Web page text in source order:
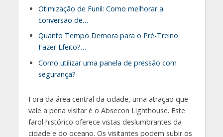
Otimização de Funil: Como melhorar a
conversão de…
Quanto Tempo Demora para o Pré-Treino
Fazer Efeito?…
Como utilizar uma panela de pressão com
segurança?
Fora da área central da cidade, uma atração que
vale a pena visitar é o Absecon Lighthouse. Este
farol histórico oferece vistas deslumbrantes da
cidade e do oceano. Os visitantes podem subir os